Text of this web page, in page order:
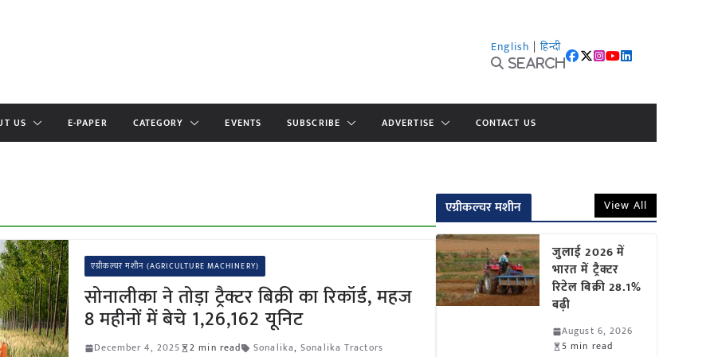
English | हिन्दी
Search
US E-PAPER CATEGORY EVENTS SUBSCRIBE ADVERTISE CONTACT US
एग्रीकल्चर मशीन (AGRICULTURE MACHINERY)
सोनालीका ने तोड़ा ट्रैक्टर बिक्री का रिकॉर्ड, महज
8 महीनों में बेचे 1,26,162 यूनिट
December 4, 2025 2 min read Sonalika,Sonalika Tractors
एग्रीकल्चर मशीन View All
जुलाई 2026 में
भारत में ट्रैक्टर
रिटेल बिक्री 28.1%
बढ़ी
August 6, 2026
5 min read